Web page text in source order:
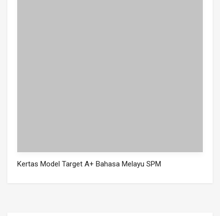
Kertas Model Target A+ Bahasa Melayu SPM